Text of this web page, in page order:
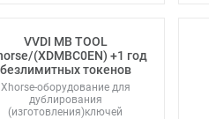
VVDI MB TOOL
(XDMBC0EN) +1 год
безлимитных токенов
Xhorse-оборудование для
дублирования
(изготовления)ключей